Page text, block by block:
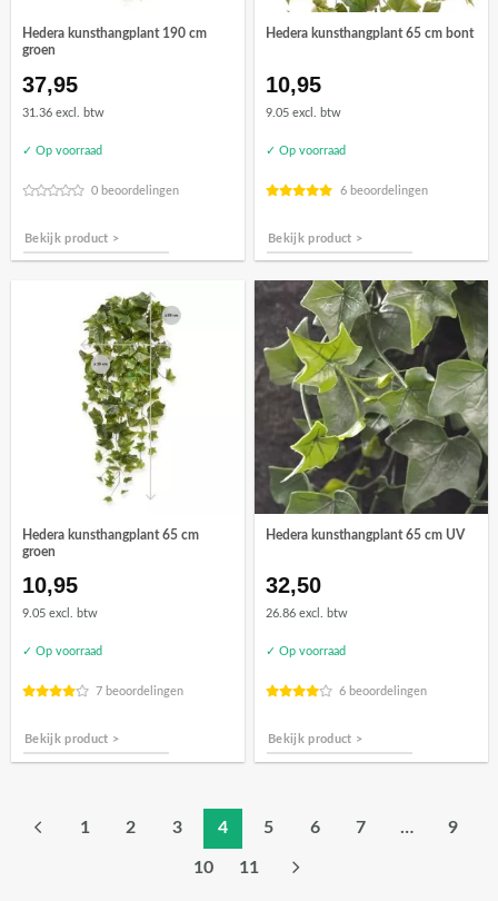
Hedera kunsthangplant 190 cm
groen
37,95
31.36 excl. btw
✓ Op voorraad
0 beoordelingen
Bekijk product >
Hedera kunsthangplant 65 cm bont
10,95
9.05 excl. btw
✓ Op voorraad
6 beoordelingen
Bekijk product >
Hedera kunsthangplant 65 cm
groen
10,95
9.05 excl. btw
✓ Op voorraad
7 beoordelingen
Bekijk product >
Hedera kunsthangplant 65 cm UV
32,50
26.86 excl. btw
✓ Op voorraad
6 beoordelingen
Bekijk product >
1 2 3 4 5 6 7 … 9
10 11